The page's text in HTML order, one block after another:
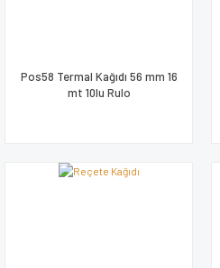
Pos58 Termal Kağıdı 56 mm 16
mt 10lu Rulo